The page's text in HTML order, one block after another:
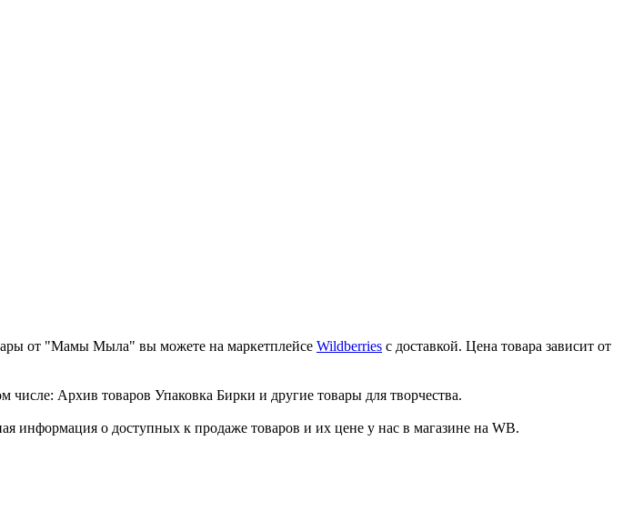
от "Мамы Мыла" вы можете на маркетплейсе Wildberries с доставкой. Цена товара зависит от
Архив товаров Упаковка Бирки и другие товары для творчества.
о доступных к продаже товаров и их цене у нас в магазине на WB.